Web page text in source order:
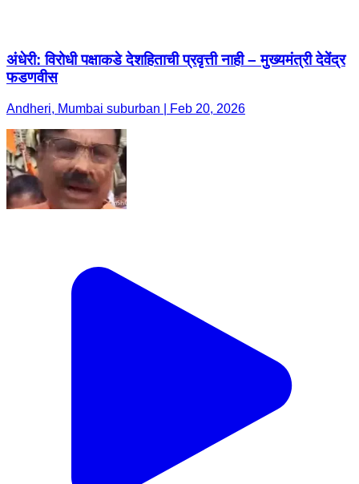
अंधेरी: विरोधी पक्षाकडे देशहिताची प्रवृत्ती नाही – मुख्यमंत्री देवेंद्र
फडणवीस
Andheri, Mumbai suburban | Feb 20, 2026